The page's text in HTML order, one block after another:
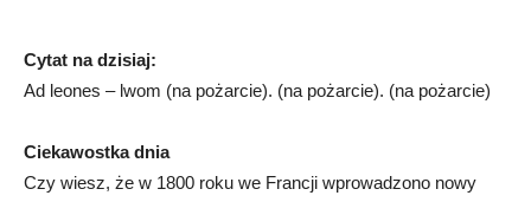
Cytat na dzisiaj:
Ad leones – lwom (na pożarcie). (na pożarcie). (na pożarcie)
Ciekawostka dnia
Czy wiesz, że w 1800 roku we Francji wprowadzono nowy